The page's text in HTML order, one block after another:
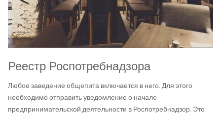
Реестр Роспотребнадзора
Любое заведение общепита включается в него. Для этого
необходимо отправить уведомление о начале
предпринимательской деятельности в Роспотребнадзор. Это